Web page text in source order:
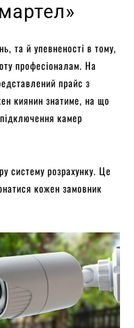
та й упевненості в тому,
професіоналам. На
прайс з
киянин знатиме, на що
камер
систему розрахунку. Це
кожен замовник